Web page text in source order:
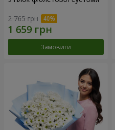
2 765 грн
Замовити